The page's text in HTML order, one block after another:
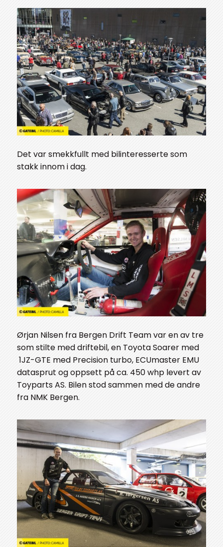
Det var smekkfullt med bilinteresserte som
stakk innom i dag.
Ørjan Nilsen fra Bergen Drift Team var en av tre
som stilte med driftebil, en Toyota Soarer med
1JZ-GTE med Precision turbo, ECUmaster EMU
datasprut og oppsett på ca. 450 whp levert av
Toyparts AS. Bilen stod sammen med de andre
fra NMK Bergen.